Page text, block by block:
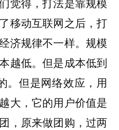
移动互联网之后，打
济规律不一样。规模
越低。但是成本低到
。但是网络效应，用
大，它的用户价值是
，原来做团购，过两